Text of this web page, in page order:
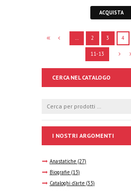
ACQUISTA
… 2 3 4
11-13
CERCA NEL CATALOGO
I NOSTRI ARGOMENTI
Anastatiche (27)
Biografie (13)
Cataloghi d'arte (33)